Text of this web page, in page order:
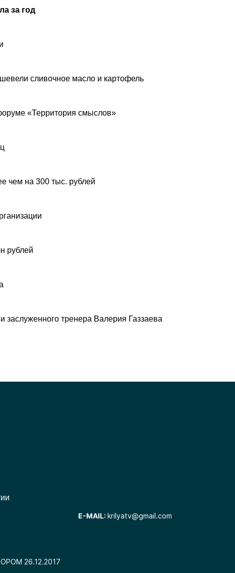
за год
сливочное масло и картофель
«Территория смыслов»
чем на 300 тыс. рублей
рублей
заслуженного тренера Валерия Газзаева
26.12.2017
E-MAIL:krilyatv@gmail.com